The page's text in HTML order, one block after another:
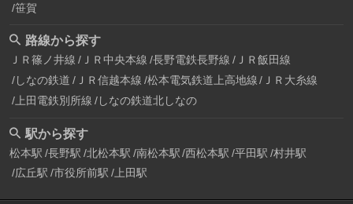
笹賀
路線から探す
ＪＲ篠ノ井線 ＪＲ中央本線 長野電鉄長野線 ＪＲ飯田線
しなの鉄道 ＪＲ信越本線 松本電気鉄道上高地線
ＪＲ大糸線
上田電鉄別所線 しなの鉄道北しなの
駅から探す
松本駅 長野駅 北松本駅 南松本駅 西松本駅 平田駅 村井駅
広丘駅 市役所前駅 上田駅